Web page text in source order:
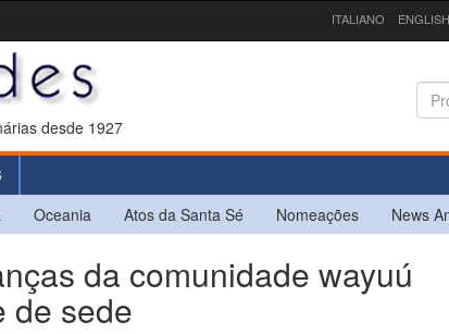
ITALIANO ENGLISH
desde 1927
Oceania Atos da Santa Sé Nomeações News
da comunidade wayuú
de sede